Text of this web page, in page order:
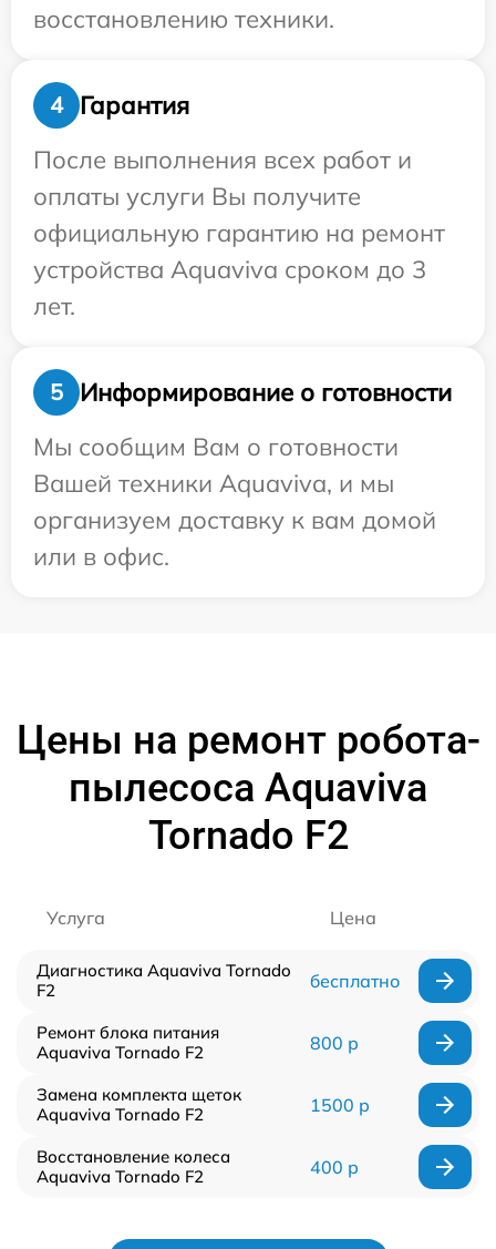
восстановлению техники.
4
Гарантия
После выполнения всех работ и
оплаты услуги Вы получите
официальную гарантию на ремонт
устройства Aquaviva сроком до 3
лет.
5
Информирование о готовности
Мы сообщим Вам о готовности
Вашей техники Aquaviva, и мы
организуем доставку к вам домой
или в офис.
Цены на ремонт робота-
пылесоса Aquaviva
Tornado F2
Услуга Цена
Диагностика Aquaviva Tornado
F2
бесплатно
Ремонт блока питания
Aquaviva Tornado F2
800 р
Замена комплекта щеток
Aquaviva Tornado F2
1500 р
Восстановление колеса
Aquaviva Tornado F2
400 р